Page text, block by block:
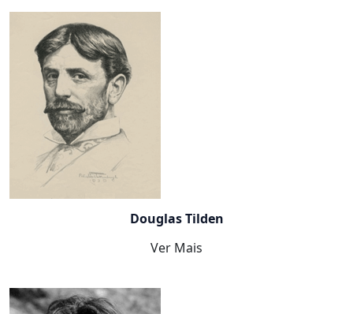
Douglas Tilden
Ver Mais